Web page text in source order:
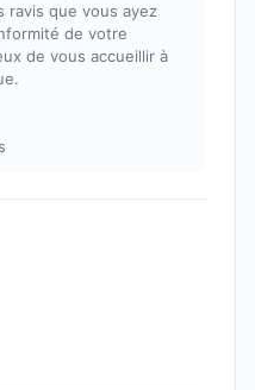
ravis que vous ayez
de votre
de vous accueillir à